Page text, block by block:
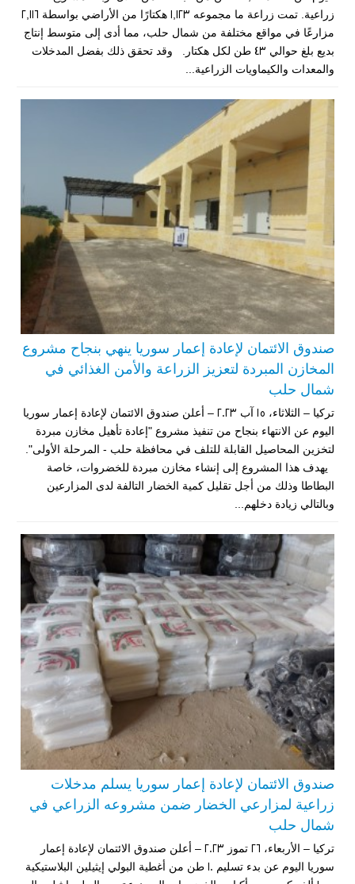
زراعية. تمت زراعة ما مجموعه 1,123 هكتارًا من الأراضي بواسطة 2,116
مزارعًا في مواقع مختلفة من شمال حلب، مما أدى إلى متوسط إنتاج
بديع بلغ حوالي 43 طن لكل هكتار. وقد تحقق ذلك بفضل المدخلات
والمعدات والكيماويات الزراعية...
صندوق الائتمان لإعادة إعمار سوريا ينهي بنجاح مشروع
المخازن المبردة لتعزيز الزراعة والأمن الغذائي في
شمال حلب
تركيا – الثلاثاء، 15 آب 2023 – أعلن صندوق الائتمان لإعادة إعمار سوريا
اليوم عن الانتهاء بنجاح من تنفيذ مشروع "إعادة تأهيل مخازن مبردة
لتخزين المحاصيل القابلة للتلف في محافظة حلب - المرحلة الأولى".
يهدف هذا المشروع إلى إنشاء مخازن مبردة للخضروات، خاصة
البطاطا وذلك من أجل تقليل كمية الخضار التالفة لدى المزارعين
وبالتالي زيادة دخلهم...
صندوق الائتمان لإعادة إعمار سوريا يسلم مدخلات
زراعية لمزارعي الخضار ضمن مشروعه الزراعي في
شمال حلب
تركيا – الأربعاء، 26 تموز 2023 – أعلن صندوق الائتمان لإعادة إعمار
سوريا اليوم عن بدء تسليم 10 طن من أغطية البولي إيثيلين البلاستيكية